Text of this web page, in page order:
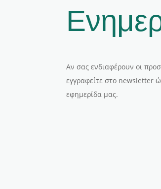
Αν σας ενδιαφέρουν οι
εγγραφείτε στο newsletter
εφημερίδα μας.